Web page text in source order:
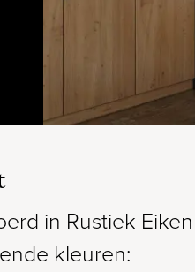
in Rustiek
kleuren: